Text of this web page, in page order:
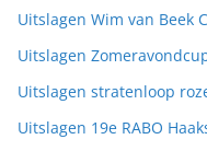
Uitslagen Wim van Beek
Uitslagen
Uitslagen stratenloop
Uitslagen 19e RABO